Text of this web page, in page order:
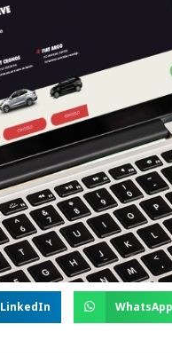
LinkedIn WhatsApp